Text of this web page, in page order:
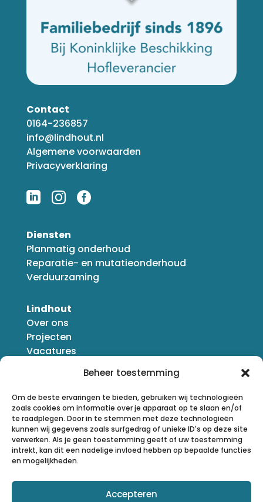
Beheer toestemming
Om de beste ervaringen te bieden, gebruiken wij technologieën
zoals cookies om informatie over je apparaat op te slaan en/of
te raadplegen. Door in te stemmen met deze technologieën
kunnen wij gegevens zoals surfgedrag of unieke ID's op deze site
verwerken. Als je geen toestemming geeft of uw toestemming
intrekt, kan dit een nadelige invloed hebben op bepaalde functies
en mogelijkheden.
Accepteren
Lindhout
Over ons
Projecten
Vacatures
Diensten
Planmatig onderhoud
Reparatie- en mutatieonderhoud
Verduurzaming
Contact
0164-236857
info@lindhout.nl
Algemene voorwaarden
Privacyverklaring
  